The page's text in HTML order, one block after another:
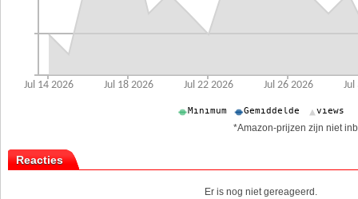
*Amazon-prijzen zijn niet
Reacties
Er is nog niet gereageerd.